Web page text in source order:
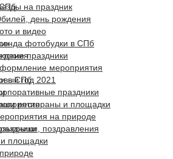
на праздник
день рождения
и видео
фотобудки в СПб
праздники
мероприятия
год 2021
праздники
рестораны и площадки
на природе
поздравления
в СПб
площадки